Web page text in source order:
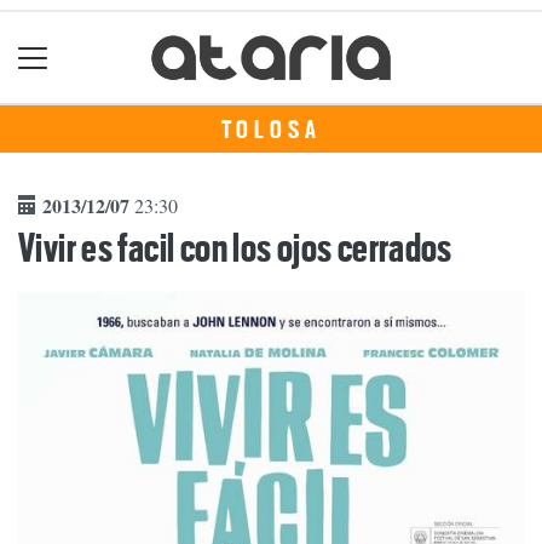
TOLOSA
2013/12/0723:30
Vivir es facil con los ojos cerrados